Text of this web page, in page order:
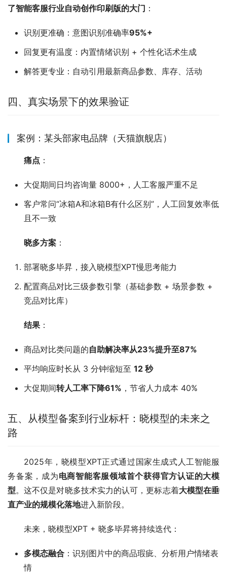
了智能客服行业自动创作印刷版的大门 ：
识别更准确：意图识别准确率95%+
回复更有温度：内置情绪识别 + 个性化话术生成
解答更专业：自动引用最新商品参数、库存、活动
四、真实场景下的效果验证
案例：某头部家电品牌（天猫旗舰店）
痛点 ：
大促期间日均咨询量 8000+，人工客服严重不足
客户常问“冰箱A和冰箱B有什么区别”，人工回复效率低
且不一致
晓多方案 ：
部署晓多毕昇，接入晓模型XPT慢思考能力
配置商品对比三级参数引擎（基础参数 + 场景参数 +
竞品对比库）
结果 ：
商品对比类问题的自助解决率从23%提升至87%
平均响应时长从 3 分钟缩短至 12 秒
大促期间转人工率下降61% ，节省人力成本 40%
五、从模型备案到行业标杆：晓模型的未来之
路
2025年，晓模型XPT正式通过国家生成式人工智能服
务备案，成为电商智能客服领域首个获得官方认证的大模
型。这不仅是对晓多技术实力的认可，更标志着大模型在垂
直产业的规模化落地进入新阶段。
未来，晓模型XPT + 晓多毕昇将持续迭代：
多模态融合 ：识别图片中的商品瑕疵、分析用户情绪表
情